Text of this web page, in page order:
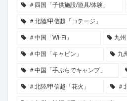
＃四国「子供施設/遊具/体験」
＃北陸/甲信越「コテージ」
＃中国「Wi-Fi」 九州
＃中国「キャビン」 九
＃中国「手ぶらでキャンプ」
＃北陸/甲信越「花火」 ＃